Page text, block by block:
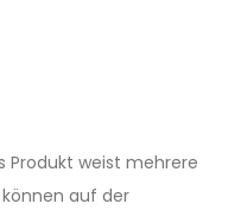
Produkt weist mehrere
auf der